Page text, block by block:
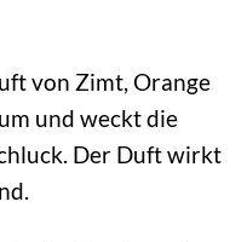
von Zimt, Orange
und weckt die
Der Duft wirkt